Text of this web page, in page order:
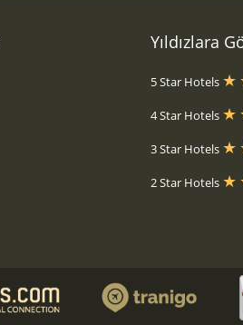
Yıldızlara
5 Star Hotels
4 Star Hotels
3 Star Hotels
2 Star Hotels